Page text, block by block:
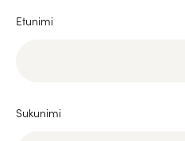
Etunimi
Sukunimi